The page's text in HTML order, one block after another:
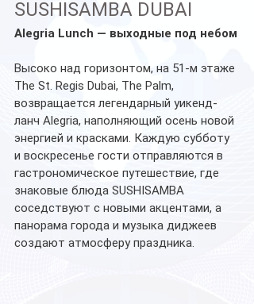
SUSHISAMBA DUBAI
Alegria Lunch — выходные под небом
Высоко над горизонтом, на 51-м этаже
The St. Regis Dubai, The Palm,
возвращается легендарный уикенд-
ланч Alegria, наполняющий осень новой
энергией и красками. Каждую субботу
и воскресенье гости отправляются в
гастрономическое путешествие, где
знаковые блюда SUSHISAMBA
соседствуют с новыми акцентами, а
панорама города и музыка диджеев
создают атмосферу праздника.